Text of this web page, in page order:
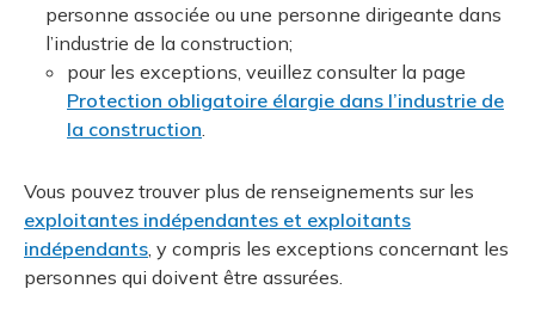
personne associée ou une personne dirigeante dans
l’industrie de la construction;
pour les exceptions, veuillez consulter la page
Protection obligatoire élargie dans l’industrie de
la construction
Vous pouvez trouver plus de renseignements sur les
exploitantes indépendantes et exploitants
indépendants , y compris les exceptions concernant les
personnes qui doivent être assurées.